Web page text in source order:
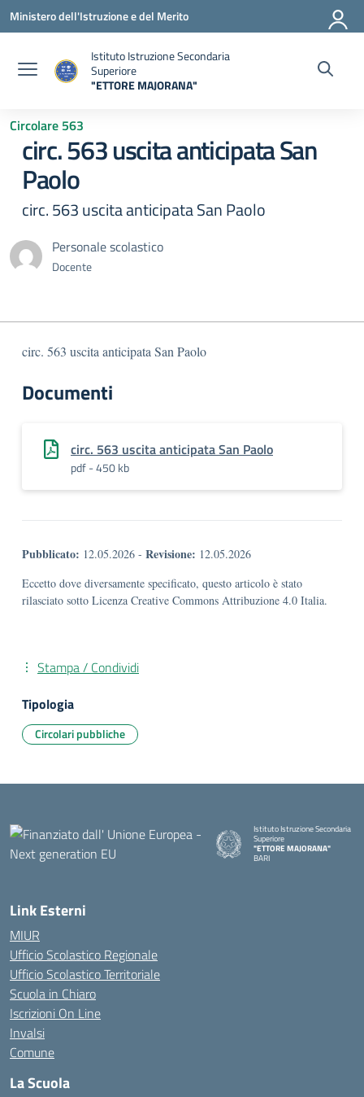
Vai ai contenuti
Vai al menu di navigazione
Vai al footer
Ministero dell'Istruzione e del Merito
Istituto Istruzione Secondaria
Superiore
"ETTORE MAJORANA"
Circolare 563
circ. 563 uscita anticipata San
Paolo
circ. 563 uscita anticipata San Paolo
Personale scolastico
Docente
circ. 563 uscita anticipata San Paolo
Documenti
circ. 563 uscita anticipata San Paolo
pdf - 450 kb
Pubblicato: 12.05.2026 - Revisione: 12.05.2026
Eccetto dove diversamente specificato, questo articolo è stato
rilasciato sotto Licenza Creative Commons Attribuzione 4.0 Italia.
Stampa / Condividi
Tipologia
Circolari pubbliche
Istituto Istruzione Secondaria
Superiore
"ETTORE MAJORANA"
BARI
Link Esterni
MIUR
Ufficio Scolastico Regionale
Ufficio Scolastico Territoriale
Scuola in Chiaro
Iscrizioni On Line
Invalsi
Comune
La Scuola